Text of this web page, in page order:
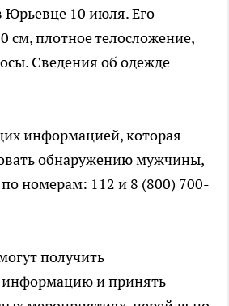
Юрьевце 10 июля. Его
см, плотное телосложение,
Сведения об одежде
информацией, которая
обнаружению мужчины,
по номерам: 112 и 8 (800) 700-
получить
и принять